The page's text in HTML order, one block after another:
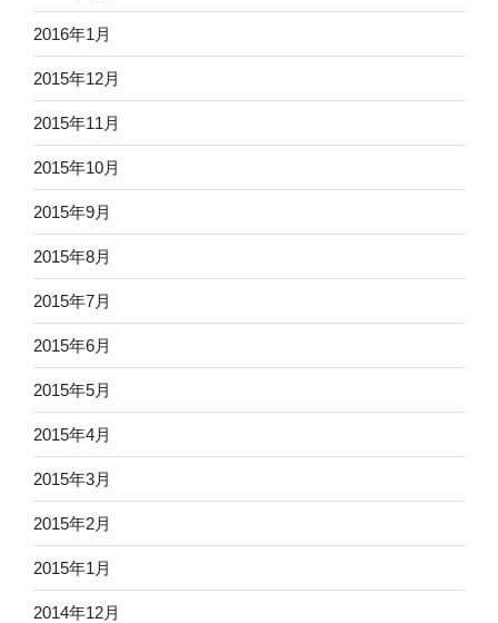
2016年1月
2015年12月
2015年11月
2015年10月
2015年9月
2015年8月
2015年7月
2015年6月
2015年5月
2015年4月
2015年3月
2015年2月
2015年1月
2014年12月